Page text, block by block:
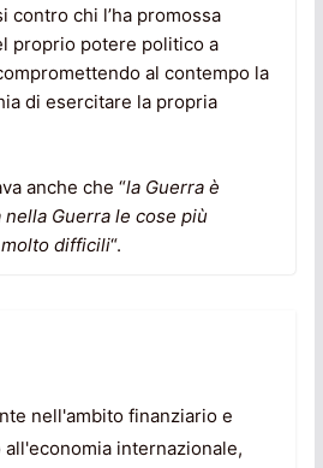
chi l’ha promossa
proprio potere politico a
al contempo la
di esercitare la propria
anche che “la Guerra è
Guerra le cose più
difficili“.
nell'ambito finanziario e
internazionale,